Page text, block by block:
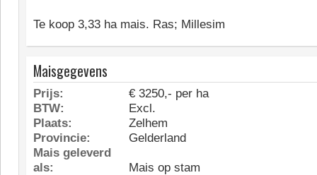
Te koop 3,33 ha mais. Ras; Millesim
Maisgegevens
Prijs:
€ 3250,- per ha
BTW:
Excl.
Plaats:
Zelhem
Provincie:
Gelderland
Mais geleverd
als:
Mais op stam